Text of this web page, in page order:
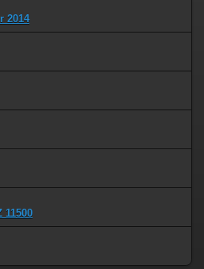
2014
11500